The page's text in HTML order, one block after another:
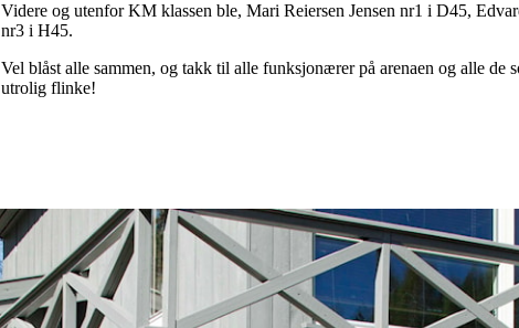
Videre og utenfor KM klassen ble, Mari Reiersen Jensen nr1 i D45,
nr3 i H45.
Vel blåst alle sammen, og takk til alle funksjonærer på arenaen og alle de
utrolig flinke!